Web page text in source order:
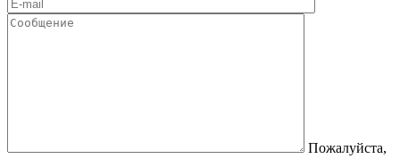
Пожалуйста,